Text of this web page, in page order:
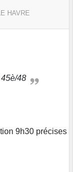
HAVRE
48
9h30 précises